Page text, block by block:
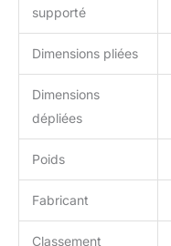
supporté
Dimensions pliées
Dimensions
dépliées
Poids
Fabricant
Classement